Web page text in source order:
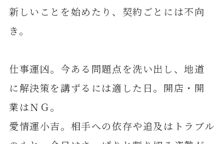
新しいことを始めたり、契約ごとには不向
き。
仕事運凶。今ある問題点を洗い出し、地道
に解決策を講ずるには適した日。開店・開
業はＮＧ。
愛情運小吉。相手への依存や追及はトラブル